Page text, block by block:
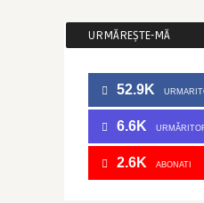
URMĂREȘTE-MĂ
52.9K
6.6K
2.6K ABONATI